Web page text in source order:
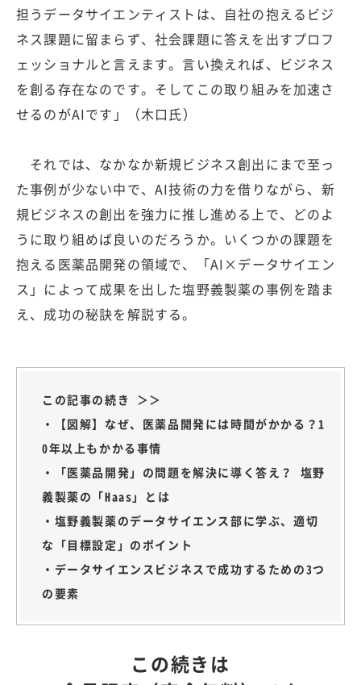
担うデータサイエンティストは、自社の抱えるビジ
ネス課題に留まらず、社会課題に答えを出すプロフ
ェッショナルと言えます。言い換えれば、ビジネス
を創る存在なのです。そしてこの取り組みを加速さ
せるのがAIです」（木口氏）
それでは、なかなか新規ビジネス創出にまで至っ
た事例が少ない中で、AI技術の力を借りながら、新
規ビジネスの創出を強力に推し進める上で、どのよ
うに取り組めば良いのだろうか。いくつかの課題を
抱える医薬品開発の領域で、「AI×データサイエン
ス」によって成果を出した塩野義製薬の事例を踏ま
え、成功の秘訣を解説する。
この記事の続き ＞＞
・【図解】なぜ、医薬品開発には時間がかかる？1
0年以上もかかる事情
・「医薬品開発」の問題を解決に導く答え？ 塩野
義製薬の「Haas」とは
・塩野義製薬のデータサイエンス部に学ぶ、適切
な「目標設定」のポイント
・データサイエンスビジネスで成功するための3つ
の要素
この続きは